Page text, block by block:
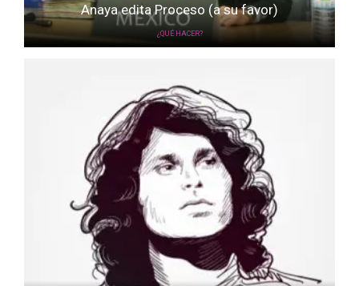
Anaya edita Proceso (a su favor)
¿QUÉ HACER?